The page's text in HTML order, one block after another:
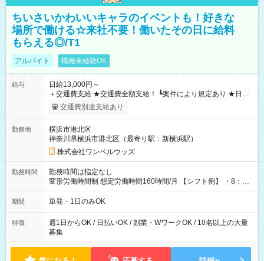
ちいさいかわいいキャラのイベントも！好きな
場所で働ける☆来社不要！働いたその日に給料
もらえる◎/T1
アルバイト 職種未経験OK
給与
日給13,000円～
＋交通費支給 ★交通費全額支給！ ┗案件により規定あり ★日払
いOK！（規定あり） ┗働いたその日に現金GET♪ お仕事後はコ
ンビニATMから 日払い分を引き落とせます！ 【試用期間】試
交通費別途支給あり
勤務地
横浜市港北区
神奈川県横浜市港北区（最寄り駅：新横浜駅）
株式会社ワンベルウッズ
勤務時間
勤務時間は指定なし
変形労働時間制 想定労働時間160時間/月 【シフト例】 ・8：00
～21：00
期間 単発・1日のみOK
特徴
週1日からOK / 日払いOK / 副業・WワークOK / 10名以上の大量
募集